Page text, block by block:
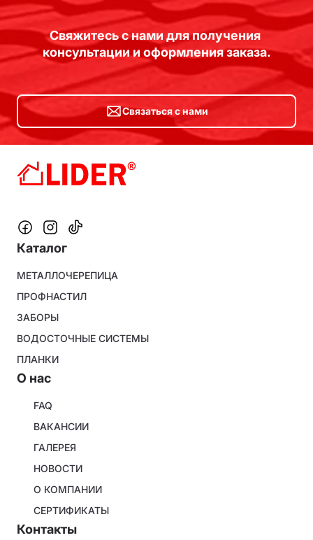
Свяжитесь с нами для получения
консультации и оформления заказа.
Связаться с нами
Каталог
Footer
menu
МЕТАЛЛОЧЕРЕПИЦА
ПРОФНАСТИЛ
ЗАБОРЫ
ВОДОСТОЧНЫЕ СИСТЕМЫ
ПЛАНКИ
O нас
About
company
FAQ
ВАКАНСИИ
ГАЛЕРЕЯ
НОВОСТИ
О КОМПАНИИ
СЕРТИФИКАТЫ
Контакты